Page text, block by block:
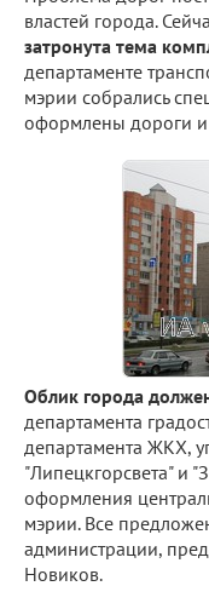
властей города.
затронута тема
департаменте
мэрии собрались
оформлены дороги и
Облик города
департамента
департамента ЖКХ,
"Липецкгорсвета" и
оформления
мэрии. Все
администрации,
Новиков.